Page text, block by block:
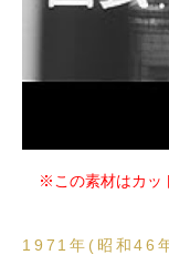
※この素材はカッ
1971年(昭和46